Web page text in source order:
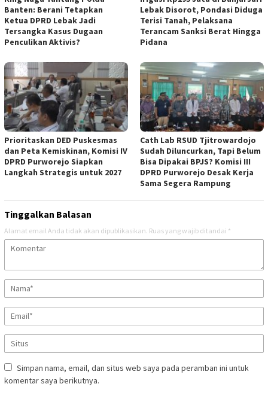
Banten: Berani Tetapkan
Ketua DPRD Lebak Jadi
Tersangka Kasus Dugaan
Penculikan Aktivis? ‎
Lebak Disorot, Pondasi Diduga
Terisi Tanah, Pelaksana
Terancam Sanksi Berat Hingga
Pidana
‎Prioritaskan DED Puskesmas
dan Peta Kemiskinan, Komisi IV
DPRD Purworejo Siapkan
Langkah Strategis untuk 2027 ‎
‎Cath Lab RSUD Tjitrowardojo
Sudah Diluncurkan, Tapi Belum
Bisa Dipakai BPJS? Komisi III
DPRD Purworejo Desak Kerja
Sama Segera Rampung
Tinggalkan Balasan
Alamat email Anda tidak akan dipublikasikan. Ruas yang wajib ditandai *
Simpan nama, email, dan situs web saya pada peramban ini untuk
komentar saya berikutnya.